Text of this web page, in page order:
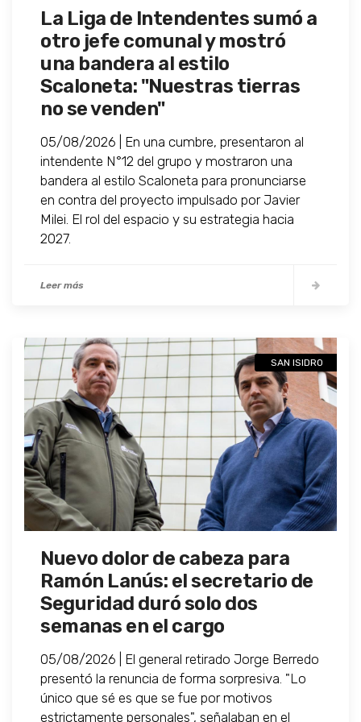
La Liga de Intendentes sumó a
otro jefe comunal y mostró
una bandera al estilo
Scaloneta: "Nuestras tierras
no se venden"
05/08/2026 | En una cumbre, presentaron al
intendente N°12 del grupo y mostraron una
bandera al estilo Scaloneta para pronunciarse
en contra del proyecto impulsado por Javier
Milei. El rol del espacio y su estrategia hacia
2027.
Leer más
SAN ISIDRO
Nuevo dolor de cabeza para
Ramón Lanús: el secretario de
Seguridad duró solo dos
semanas en el cargo
05/08/2026 | El general retirado Jorge Berredo
presentó la renuncia de forma sorpresiva. "Lo
único que sé es que se fue por motivos
estrictamente personales", señalaban en el